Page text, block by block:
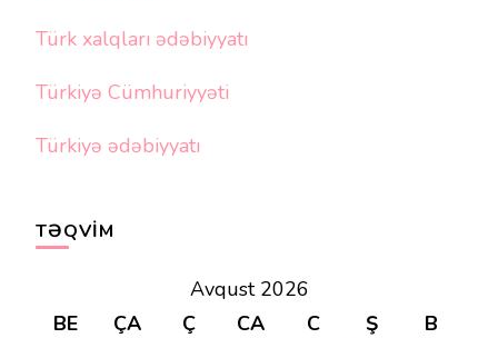
Türk xalqları ədəbiyyatı
Türkiyə Cümhuriyyəti
Türkiyə ədəbiyyatı
TƏQVIM
Avqust 2026
BE
ÇA Ç CA C Ş
B